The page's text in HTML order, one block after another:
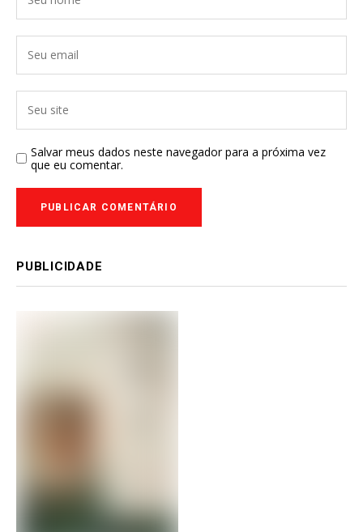
Salvar meus dados neste navegador para a próxima vez
que eu comentar.
PUBLICIDADE